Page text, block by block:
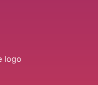
logo